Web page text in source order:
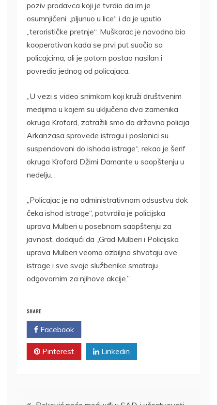
poziv prodavca koji je tvrdio da im je
osumnjičeni „pljunuo u lice“ i da je uputio
„terorističke pretnje“. Muškarac je navodno bio
kooperativan kada se prvi put suočio sa
policajcima, ali je potom postao nasilan i
povredio jednog od policajaca.
„U vezi s video snimkom koji kruži društvenim
medijima u kojem su uključena dva zamenika
okruga Kroford, zatražili smo da državna policija
Arkanzasa sprovede istragu i poslanici su
suspendovani do ishoda istrage“, rekao je šerif
okruga Kroford Džimi Damante u saopštenju u
nedelju. .
„Policajac je na administrativnom odsustvu dok
čeka ishod istrage“, potvrdila je policijska
uprava Mulberi u posebnom saopštenju za
javnost, dodajući da „Grad Mulberi i Policijska
uprava Mulberi veoma ozbiljno shvataju ove
istrage i sve svoje službenike smatraju
odgovornim za njihove akcije.”
SHARE
Facebook
Pinterest Linkedin